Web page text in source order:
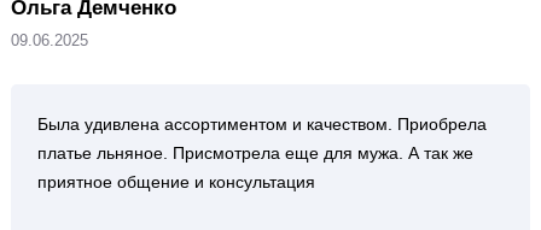
Ольга Демченко
09.06.2025
Была удивлена ассортиментом и качеством. Приобрела
платье льняное. Присмотрела еще для мужа. А так же
приятное общение и консультация